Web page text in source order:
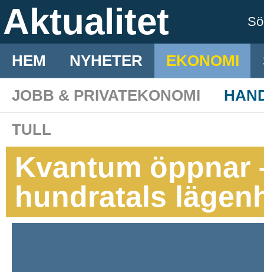
Aktualitet
HEM NYHETER EKONOMI
JOBB & PRIVATEKONOMI
TULL
Kvantum öppnar
hundratals